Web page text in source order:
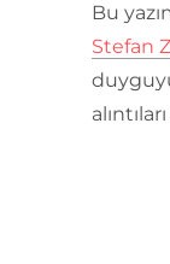
Bu
Stefan